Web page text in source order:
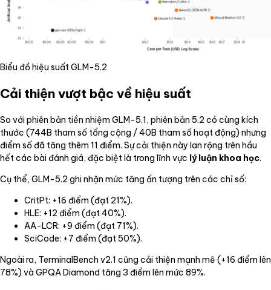
Biểu đồ hiệu suất GLM-5.2
Cải thiện vượt bậc về hiệu suất
So với phiên bản tiền nhiệm GLM-5.1, phiên bản 5.2 có cùng kích
thước (744B tham số tổng cộng / 40B tham số hoạt động) nhưng
điểm số đã tăng thêm 11 điểm. Sự cải thiện này lan rộng trên hầu
hết các bài đánh giá, đặc biệt là trong lĩnh vực lý luận khoa học.
Cụ thể, GLM-5.2 ghi nhận mức tăng ấn tượng trên các chỉ số:
CritPt: +16 điểm (đạt 21%).
HLE: +12 điểm (đạt 40%).
AA-LCR: +9 điểm (đạt 71%).
SciCode: +7 điểm (đạt 50%).
Ngoài ra, TerminalBench v2.1 cũng cải thiện mạnh mẽ (+16 điểm lên
78%) và GPQA Diamond tăng 3 điểm lên mức 89%.